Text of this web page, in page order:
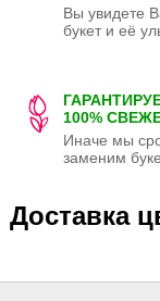
Вы увидете
букет и её
100%
Иначе мы
заменим
Доставка